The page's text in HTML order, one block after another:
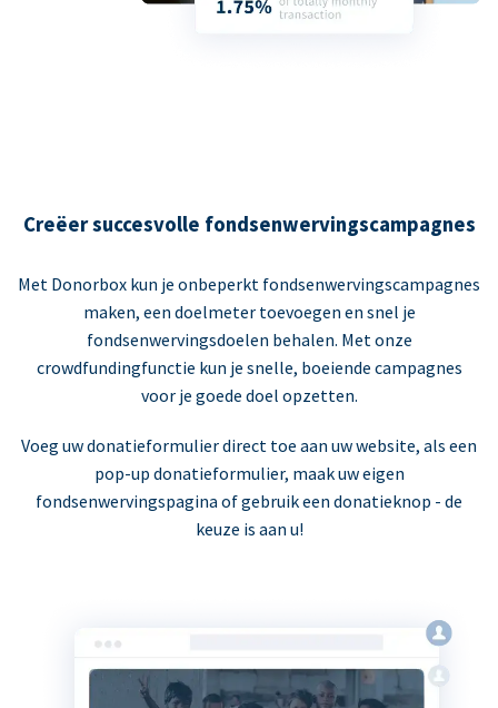
Creëer succesvolle fondsenwervingscampagnes
Met Donorbox kun je onbeperkt fondsenwervingscampagnes
maken, een doelmeter toevoegen en snel je
fondsenwervingsdoelen behalen. Met onze
crowdfundingfunctie kun je snelle, boeiende campagnes
voor je goede doel opzetten.
Voeg uw donatieformulier direct toe aan uw website, als een
pop-up donatieformulier, maak uw eigen
fondsenwervingspagina of gebruik een donatieknop - de
keuze is aan u!